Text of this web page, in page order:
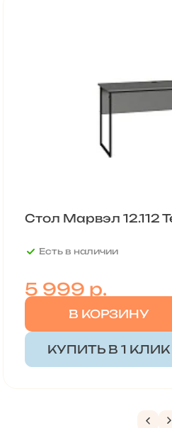
Стол Марвэл 12.112
Есть в наличии
5 999 р.
В КОРЗИНУ
КУПИТЬ В 1 КЛИК